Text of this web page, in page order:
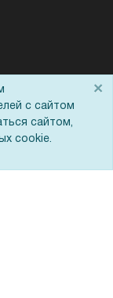
с сайтом
сайтом,
cookie.
×